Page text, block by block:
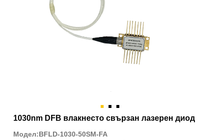
1030nm DFB влакнесто свързан лазерен диод
Модел:BFLD-1030-50SM-FA